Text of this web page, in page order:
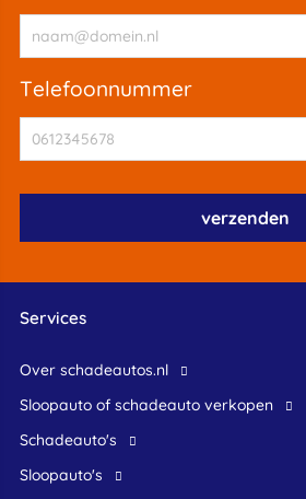
telefoonnummer
Services
Over schadeautos.nl
Sloopauto of schadeauto verkopen
Schadeauto's
Sloopauto's